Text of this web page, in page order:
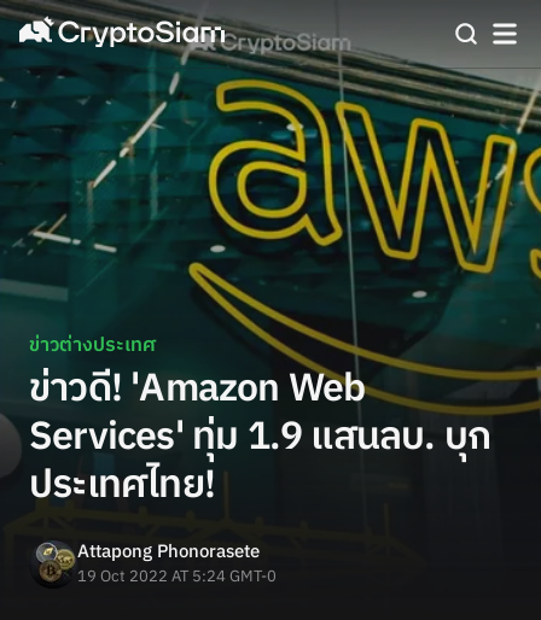
ข่าวต่างประเทศ
ข่าวดี! 'Amazon Web
Services' ทุ่ม 1.9 แสนลบ. บุก
ประเทศไทย!
Attapong Phonorasete
19 Oct 2022 AT 5:24 GMT-0